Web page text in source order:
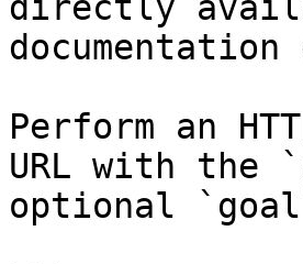
Perform an
URL with the
optional